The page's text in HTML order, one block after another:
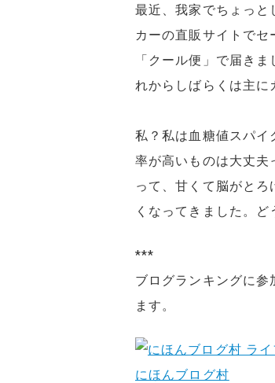
最近、我家でちょっと
カーの直販サイトで
「クール便」で届き
れからしばらくは主に
私？私は血糖値スパイ
率が高いものは大丈夫
って、甘くて脳がと
くなってきました。ど
***
ブログランキングに
ます。
にほんブログ村